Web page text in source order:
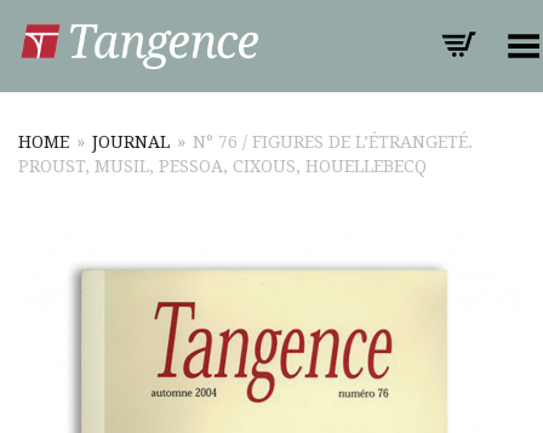
Toggle Menu
HOME » JOURNAL » N° 76 / FIGURES DE L’ÉTRANGETÉ.
PROUST, MUSIL, PESSOA, CIXOUS, HOUELLEBECQ